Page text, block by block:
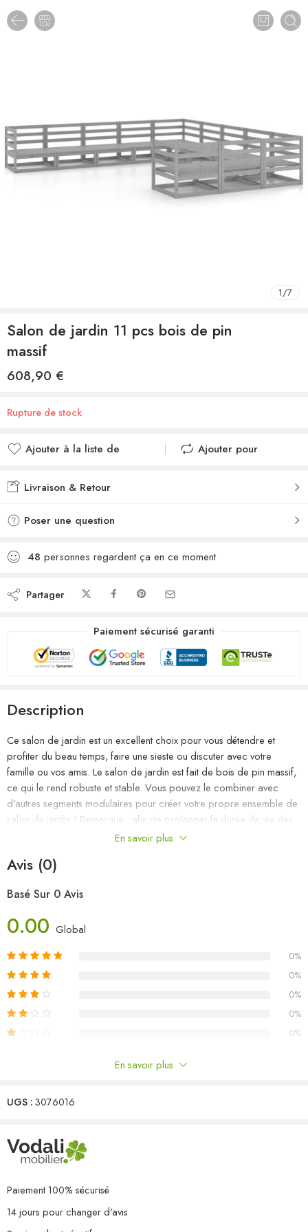
1/7
Salon de jardin 11 pcs bois de pin
massif
608,90 €
Rupture de stock
Ajouter à la liste de
Ajouté à la liste de
Ajouter pour
Livraison & Retour
Poser une question
48 personnes regardent ça en ce moment
Partager
Paiement sécurisé garanti
Description
Ce salon de jardin est un excellent choix pour vous détendre et
profiter du beau temps, faire une sieste ou discuter avec votre
famille ou vos amis. Le salon de jardin est fait de bois de pin massif,
ce qui le rend robuste et stable. Vous pouvez le combiner avec
d’autres segments modulaires pour créer votre propre ensemble de
salon de jardin ! Remarque : afin de prolonger la durée de vie des
meubles d’extérieur, nous vous recommandons de les protéger avec
Matériau : bois de pin massif
H)
Capacité de charge maximale (par siège) : 110 kg
La livraison contient :
7 x canapé central
4 x canapé d’angle
En savoir plus
Avis (0)
Basé Sur 0 Avis
0.00 Global
0%
0%
0%
0%
0%
Il n'y a pas encore de critiques.
En savoir plus
UGS :3076016
Paiement 100% sécurisé
14 jours pour changer d'avis